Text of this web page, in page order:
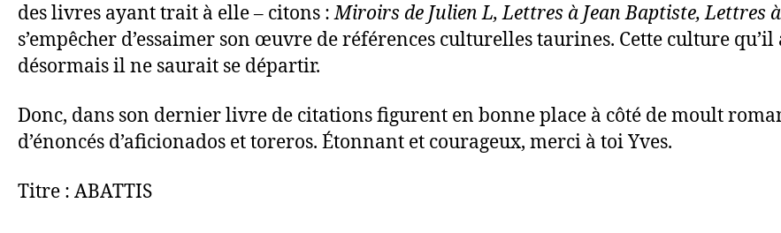
des livres ayant trait à elle – citons :Miroirs de Julien L, Lettres à Jean Baptiste, Lettres
s’empêcher d’essaimer son œuvre de références culturelles taurines. Cette culture
désormais il ne saurait se départir.
Donc, dans son dernier livre de citations figurent en bonne place à côté de moult
d’énoncés d’aficionados et toreros. Étonnant et courageux, merci à toi Yves.
Titre : ABATTIS